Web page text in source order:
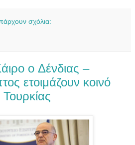
σχόλια:
o Δένδιας –
ετοιμάζουν κοινό